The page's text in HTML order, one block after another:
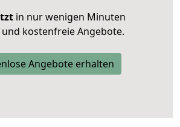
in nur wenigen Minuten
kostenfreie Angebote.
Angebote erhalten